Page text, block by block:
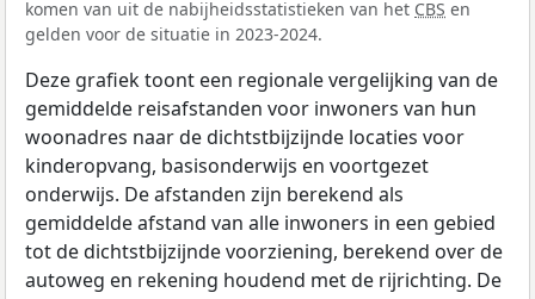
komen van uit de nabijheidsstatistieken van het CBS en
gelden voor de situatie in 2023-2024.
Deze grafiek toont een regionale vergelijking van de
gemiddelde reisafstanden voor inwoners van hun
woonadres naar de dichtstbijzijnde locaties voor
kinderopvang, basisonderwijs en voortgezet
onderwijs. De afstanden zijn berekend als
gemiddelde afstand van alle inwoners in een gebied
tot de dichtstbijzijnde voorziening, berekend over de
autoweg en rekening houdend met de rijrichting. De